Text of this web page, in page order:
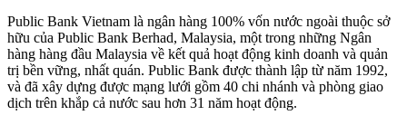
Public Bank Vietnam là ngân hàng 100% vốn nước ngoài thuộc sở
hữu của Public Bank Berhad, Malaysia, một trong những Ngân
hàng hàng đầu Malaysia về kết quả hoạt động kinh doanh và quản
trị bền vững, nhất quán. Public Bank được thành lập từ năm 1992,
và đã xây dựng được mạng lưới gồm 40 chi nhánh và phòng giao
dịch trên khắp cả nước sau hơn 31 năm hoạt động.